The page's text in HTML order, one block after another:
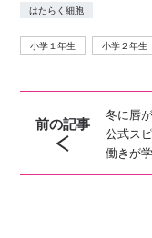
はたらく細胞
小学１年生 小学２年生
前の記事
冬に唇
公式ス
働きが